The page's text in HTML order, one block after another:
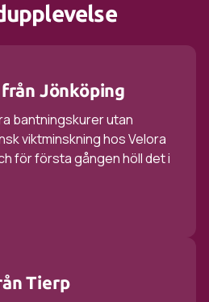
Jönköping
bantningskurer utan
viktminskning hos Velora
för första gången höll det i
Tierp